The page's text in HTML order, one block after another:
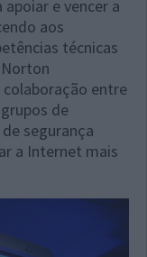
e vencer a
aos
técnicas
entre
de
segurança
a Internet mais